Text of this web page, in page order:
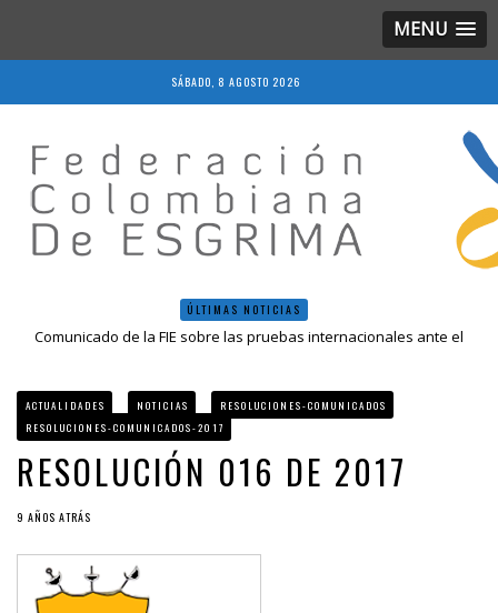
MENU
SÁBADO, 8 AGOSTO 2026
ÚLTIMAS NOTICIAS
Comunicado de la FIE sobre las pruebas internacionales ante el
Resultados LIVE IV Escalafón Nacional Mayores, Cali, Abril 2019
Resolución 027 2019
Epee Grand Prix 2023 – Cali, Colombia
ACTUALIDADES NOTICIAS
RESOLUCIONES-COMUNICADOS
RESOLUCIONES-COMUNICADOS-2017
RESOLUCIÓN 016 DE 2017
9 AÑOS ATRÁS